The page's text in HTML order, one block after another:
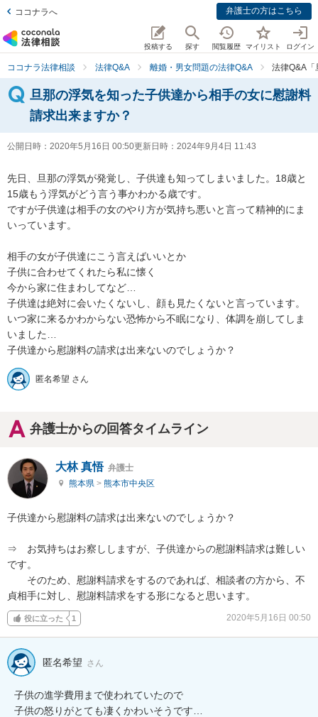
ココナラへ 弁護士の方はこちら
投稿する 探す 閲覧履歴 マイリスト ログイン
ココナラ法律相談 法律Q&A 離婚・男女問題の法律Q&A 法律Q&A
旦那の浮気を知った子供達から相手の女に慰謝料
請求出来ますか？
公開日時： 2020年5月16日 00:50更新日時： 2024年9月4日 11:43
先日、旦那の浮気が発覚し、子供達も知ってしまいました。18歳と
15歳もう浮気がどう言う事かわかる歳です。
ですが子供達は相手の女のやり方が気持ち悪いと言って精神的にま
いっています。
相手の女が子供達にこう言えばいいとか
子供に合わせてくれたら私に懐く
今から家に住まわしてなど…
子供達は絶対に会いたくないし、顔も見たくないと言っています。
いつ家に来るかわからない恐怖から不眠になり、体調を崩してしま
いました…
子供達から慰謝料の請求は出来ないのでしょうか？
匿名希望 さん
弁護士からの回答タイムライン
大林 真悟 弁護士
熊本県 > 熊本市中央区
子供達から慰謝料の請求は出来ないのでしょうか？
⇒　お気持ちはお察ししますが、子供達からの慰謝料請求は難しい
です。
そのため、慰謝料請求をするのであれば、相談者の方から、不
貞相手に対し、慰謝料請求をする形になると思います。
役に立った 1 2020年5月16日 00:50
匿名希望 さん
子供の進学費用まで使われていたので
子供の怒りがとても凄くかわいそうです…